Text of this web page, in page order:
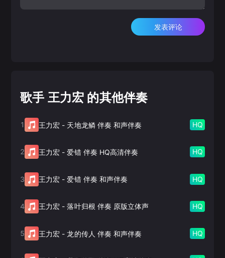
发表评论
歌手 王力宏 的其他伴奏
1 王力宏 - 天地龙鳞 伴奏 和声伴奏 HQ
2 王力宏 -爱错 伴奏 HQ高清伴奏 HQ
3 王力宏 -爱错 伴奏 和声伴奏 HQ
4 王力宏 -落叶归根 伴奏 原版立体声 HQ
5 王力宏 -龙的传人 伴奏 和声伴奏 HQ